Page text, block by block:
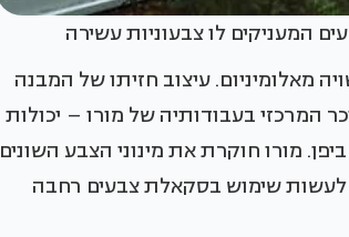
המעניקים לו צבעוניות עשירה
מאלומיניום. עיצוב חזיתו של המבנה
המרכזי בעבודותיה של מורו – יכולות
מורו חוקרת את מינוני הצבע השונים
לעשות שימוש בסקאלת צבעים רחבה